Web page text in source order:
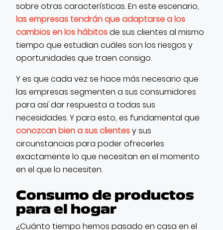
sobre otras características. En este escenario,
las empresas tendrán que adaptarse a los
cambios en los hábitosde sus clientes al mismo
tiempo que estudian cuáles son los riesgos y
oportunidades que traen consigo.
Y es que cada vez se hace más necesario que
las empresas segmenten a sus consumidores
para así dar respuesta a todas sus
necesidades. Y para esto, es fundamental que
conozcan bien a sus clientesy sus
circunstancias para poder ofrecerles
exactamente lo que necesitan en el momento
en el que lo necesiten.
Consumo de productos
para el hogar
¿Cuánto tiempo hemos pasado en casa en el